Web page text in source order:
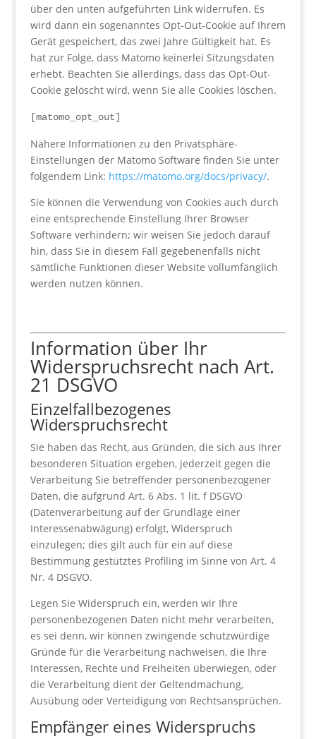
über den unten aufgeführten Link widerrufen. Es
wird dann ein sogenanntes Opt-Out-Cookie auf Ihrem
Gerät gespeichert, das zwei Jahre Gültigkeit hat. Es
hat zur Folge, dass Matomo keinerlei Sitzungsdaten
erhebt. Beachten Sie allerdings, dass das Opt-Out-
Cookie gelöscht wird, wenn Sie alle Cookies löschen.
[matomo_opt_out]
Nähere Informationen zu den Privatsphäre-
Einstellungen der Matomo Software finden Sie unter
folgendem Link: https://matomo.org/docs/privacy/.
Sie können die Verwendung von Cookies auch durch
eine entsprechende Einstellung Ihrer Browser
Software verhindern; wir weisen Sie jedoch darauf
hin, dass Sie in diesem Fall gegebenenfalls nicht
sämtliche Funktionen dieser Website vollumfänglich
werden nutzen können.
Information über Ihr
Widerspruchsrecht nach Art.
21 DSGVO
Einzelfallbezogenes
Widerspruchsrecht
Sie haben das Recht, aus Gründen, die sich aus Ihrer
besonderen Situation ergeben, jederzeit gegen die
Verarbeitung Sie betreffender personenbezogener
Daten, die aufgrund Art. 6 Abs. 1 lit. f DSGVO
(Datenverarbeitung auf der Grundlage einer
Interessenabwägung) erfolgt, Widerspruch
einzulegen; dies gilt auch für ein auf diese
Bestimmung gestütztes Profiling im Sinne von Art. 4
Nr. 4 DSGVO.
Legen Sie Widerspruch ein, werden wir Ihre
personenbezogenen Daten nicht mehr verarbeiten,
es sei denn, wir können zwingende schutzwürdige
Gründe für die Verarbeitung nachweisen, die Ihre
Interessen, Rechte und Freiheiten überwiegen, oder
die Verarbeitung dient der Geltendmachung,
Ausübung oder Verteidigung von Rechtsansprüchen.
Empfänger eines Widerspruchs